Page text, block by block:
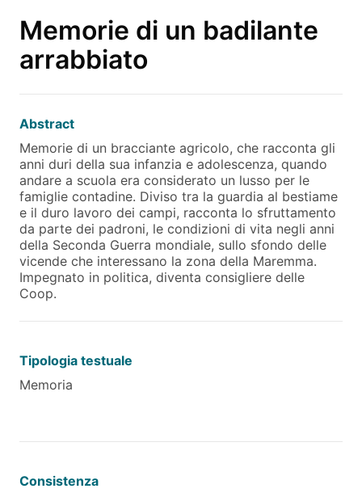
Memorie di un badilante
arrabbiato
Abstract
Memorie di un bracciante agricolo, che racconta gli
anni duri della sua infanzia e adolescenza, quando
andare a scuola era considerato un lusso per le
famiglie contadine. Diviso tra la guardia al bestiame
e il duro lavoro dei campi, racconta lo sfruttamento
da parte dei padroni, le condizioni di vita negli anni
della Seconda Guerra mondiale, sullo sfondo delle
vicende che interessano la zona della Maremma.
Impegnato in politica, diventa consigliere delle
Coop.
Tipologia testuale
Memoria
Consistenza